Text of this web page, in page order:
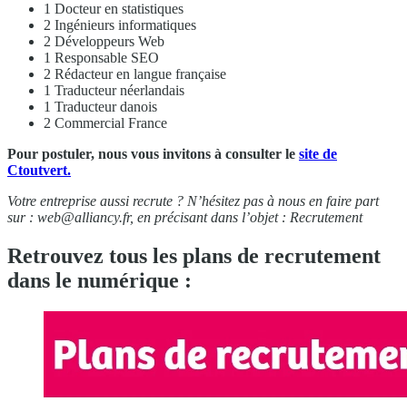
1 Docteur en statistiques
2 Ingénieurs informatiques
2 Développeurs Web
1 Responsable SEO
2 Rédacteur en langue française
1 Traducteur néerlandais
1 Traducteur danois
2 Commercial France
Pour postuler, nous vous invitons à consulter le site de
Ctoutvert.
Votre entreprise aussi recrute ? N’hésitez pas à nous en faire part
sur : web@alliancy.fr, en précisant dans l’objet : Recrutement
Retrouvez tous les plans de recrutement
dans le numérique :